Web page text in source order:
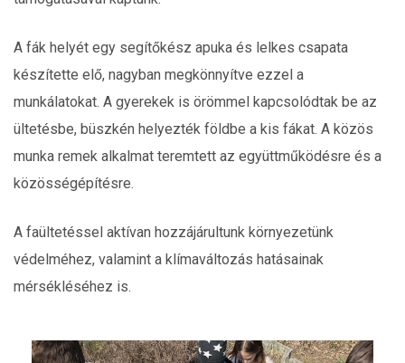
A fák helyét egy segítőkész apuka és lelkes csapata
készítette elő, nagyban megkönnyítve ezzel a
munkálatokat. A gyerekek is örömmel kapcsolódtak be az
ültetésbe, büszkén helyezték földbe a kis fákat. A közös
munka remek alkalmat teremtett az együttműködésre és a
közösségépítésre.
A faültetéssel aktívan hozzájárultunk környezetünk
védelméhez, valamint a klímaváltozás hatásainak
mérsékléséhez is.